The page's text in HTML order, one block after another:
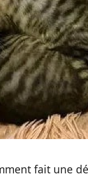
fait une